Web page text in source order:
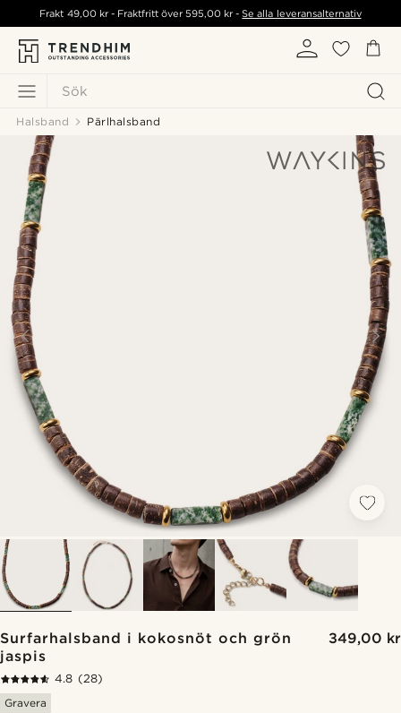
Sök
Frakt 49,00 kr- Fraktfritt över595,00 kr -Se alla leveransalternativ
Halsband Pärlhalsband
Surfarhalsband i kokosnöt och grön
jaspis
349,00 kr
4.8 (28)
Gravera